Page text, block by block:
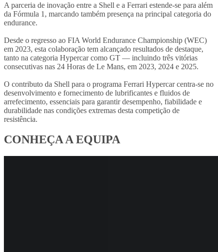
A parceria de inovação entre a Shell e a Ferrari estende-se para além
da Fórmula 1, marcando também presença na principal categoria do
endurance.
Desde o regresso ao FIA World Endurance Championship (WEC)
em 2023, esta colaboração tem alcançado resultados de destaque,
tanto na categoria Hypercar como GT — incluindo três vitórias
consecutivas nas 24 Horas de Le Mans, em 2023, 2024 e 2025.
O contributo da Shell para o programa Ferrari Hypercar centra-se no
desenvolvimento e fornecimento de lubrificantes e fluidos de
arrefecimento, essenciais para garantir desempenho, fiabilidade e
durabilidade nas condições extremas desta competição de
resistência.
CONHEÇA A EQUIPA​